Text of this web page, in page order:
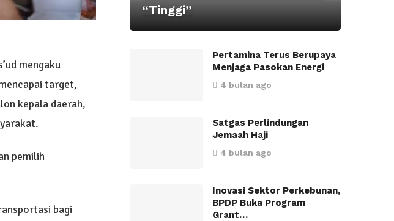
mengaku
target,
kepala daerah,
pemilih
bagi
“Tinggi”
Pertamina Terus Berupaya
Menjaga Pasokan Energi
4 bulan ago
Satgas Perlindungan
Jemaah Haji
4 bulan ago
Inovasi Sektor Perkebunan,
BPDP Buka Program
Grant…